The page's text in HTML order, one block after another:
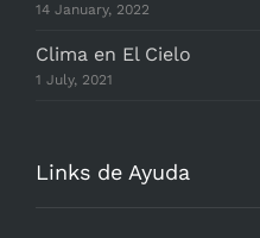
14 January, 2022
Clima en El Cielo
1 July, 2021
Links de Ayuda